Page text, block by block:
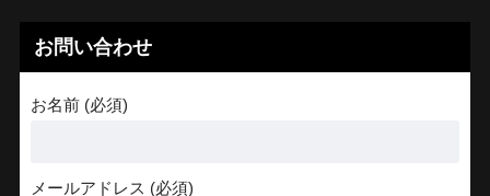
お問い合わせ
お名前 (必須)
メールアドレス (必須)